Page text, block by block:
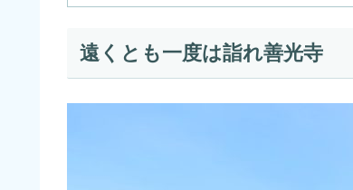
遠くとも一度は詣れ善光寺